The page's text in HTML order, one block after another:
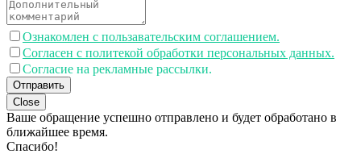
Ознакомлен с пользавательским соглашением.
Согласен с политекой обработки персональных данных.
Согласие на рекламные рассылки.
Отправить
Close
Ваше обращение успешно отправлено и будет обработано в
ближайшее время.
Спасибо!